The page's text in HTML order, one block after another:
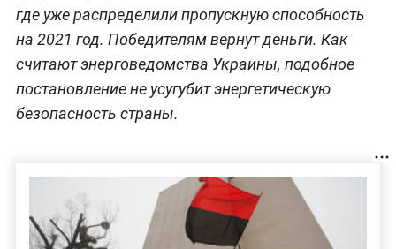
где уже распределили пропускную способность
на 2021 год. Победителям вернут деньги. Как
считают энерговедомства Украины, подобное
постановление не усугубит энергетическую
безопасность страны.